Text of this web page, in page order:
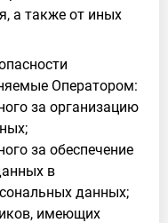
а также от иных
Оператором:
за организацию
за обеспечение
в
данных;
имеющих